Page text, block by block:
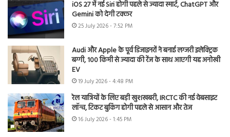
iOS 27 में नई Siri होगी पहले से ज्यादा स्मार्ट, ChatGPT और
Gemini को देगी टक्कर
25 July 2026 - 7:52 PM
Audi और Apple के पूर्व डिजाइनरों ने बनाई लग्जरी इलेक्ट्रिक
बग्गी, 100 किमी से ज्यादा की रेंज के साथ आएगी यह अनोखी
EV
19 July 2026 - 4:48 PM
रेल यात्रियों के लिए बड़ी खुशखबरी, IRCTC की नई वेबसाइट
लॉन्च, टिकट बुकिंग होगी पहले से आसान और तेज
16 July 2026 - 1:45 PM